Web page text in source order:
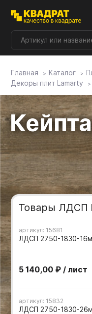
Плитные
Фурнитура
Столешницы
Мой ЭГГЕР
Фасады
Мебельные
Главная Каталог
Декоры плит Lamarty
Товары ЛДСП
артикул: 15681
ЛДСП 2750-1830-
5 140,00 ₽ / лист
артикул: 15832
ЛДСП 2750-1830-